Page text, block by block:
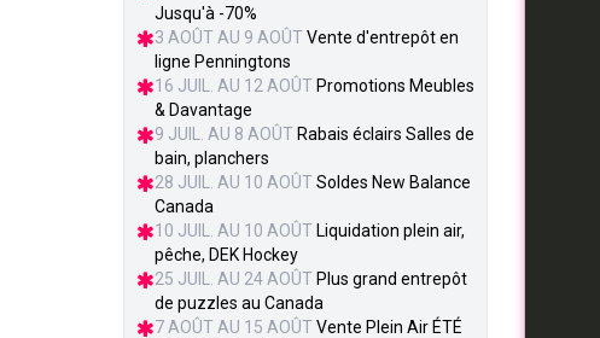
Jusqu'à -70%
3 AOÛT AU 9 AOÛT Vente d'entrepôt en
ligne Penningtons
16 JUIL. AU 12 AOÛT Promotions Meubles
& Davantage
9 JUIL. AU 8 AOÛT Rabais éclairs Salles de
bain, planchers
28 JUIL. AU 10 AOÛT Soldes New Balance
Canada
10 JUIL. AU 10 AOÛT Liquidation plein air,
pêche, DEK Hockey
25 JUIL. AU 24 AOÛT Plus grand entrepôt
de puzzles au Canada
7 AOÛT AU 15 AOÛT Vente Plein Air ÉTÉ